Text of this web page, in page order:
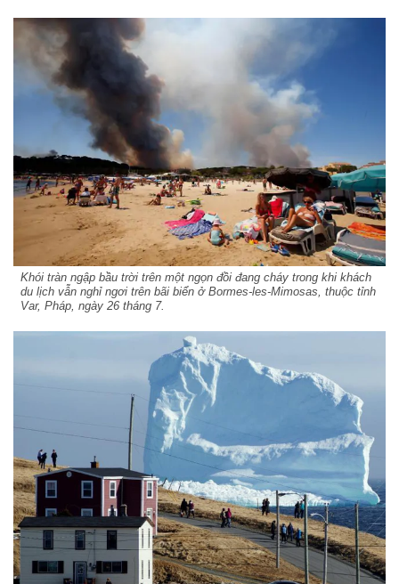
Khói tràn ngập bầu trời trên một ngọn đồi đang cháy trong khi khách
du lịch vẫn nghỉ ngơi trên bãi biển ở Bormes-les-Mimosas, thuộc tỉnh
Var, Pháp, ngày 26 tháng 7.